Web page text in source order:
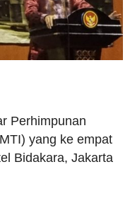
Perhimpunan
yang ke empat
Bidakara, Jakarta